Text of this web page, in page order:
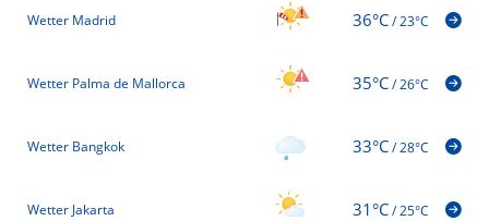
Wetter Madrid 36°C/23°C
Wetter Palma de Mallorca 35°C/26°C
Wetter Bangkok 33°C/28°C
Wetter Jakarta 31°C/25°C